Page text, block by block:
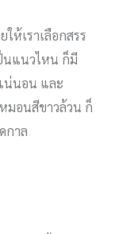
ห้เราเลือกสรร
นแนวไหน ก็มี
น่นอน และ
มอนสีขาวล้วน ก็
กาล